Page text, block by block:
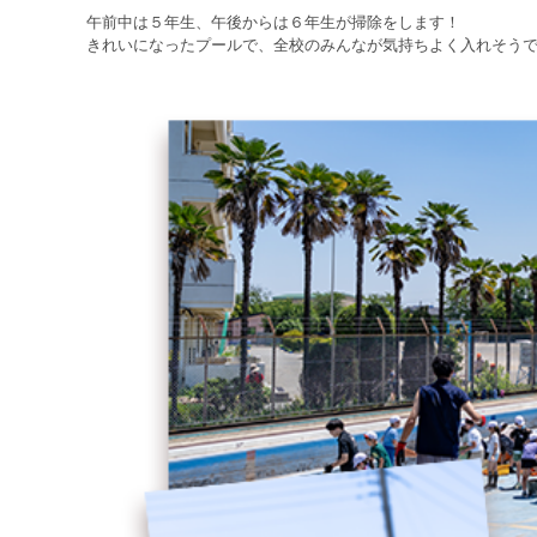
午前中は５年生、午後からは６年生が掃除をします！
きれいになったプールで、全校のみんなが気持ちよく入れそう